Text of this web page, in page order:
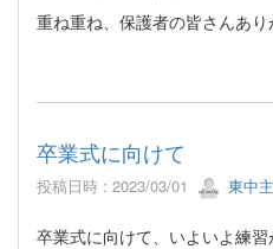
重ね重ね、保護者の皆さんあり
卒業式に向けて
投稿日時 : 2023/03/01 東中
卒業式に向けて、いよいよ練習